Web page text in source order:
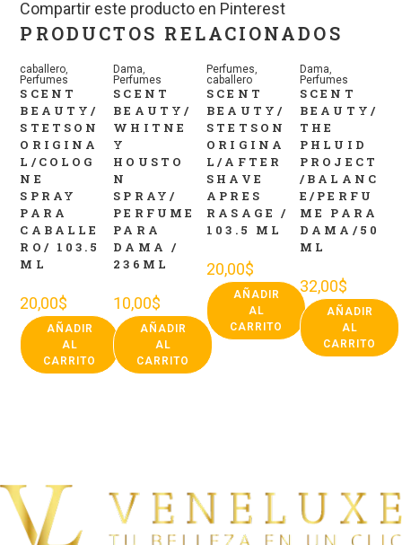
Compartir este producto en Pinterest
PRODUCTOS RELACIONADOS
caballero,
Perfumes
SCENT
BEAUTY/
STETSON
ORIGINA
L/COLOG
NE
SPRAY
PARA
CABALLE
RO/ 103.5
ML
20,00$
AÑADIR
AL
CARRITO
Dama,
Perfumes
SCENT
BEAUTY/
WHITNE
Y
HOUSTO
N
SPRAY/
PERFUME
PARA
DAMA /
236ML
10,00$
AÑADIR
AL
CARRITO
Perfumes,
caballero
SCENT
BEAUTY/
STETSON
ORIGINA
L/AFTER
SHAVE
APRES
RASAGE /
103.5 ML
20,00$
AÑADIR
AL
CARRITO
Dama,
Perfumes
SCENT
BEAUTY/
THE
PHLUID
PROJECT
/BALANC
E/PERFU
ME PARA
DAMA/50
ML
32,00$
AÑADIR
AL
CARRITO